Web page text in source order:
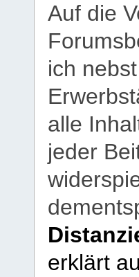
Auf die
ich
alle
jeder
erklärt